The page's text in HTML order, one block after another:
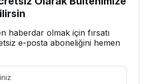
haberdar olmak için fırsatı
e-posta aboneliğini hemen